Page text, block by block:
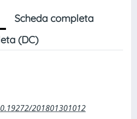
Scheda completa
(DC)
201801301012